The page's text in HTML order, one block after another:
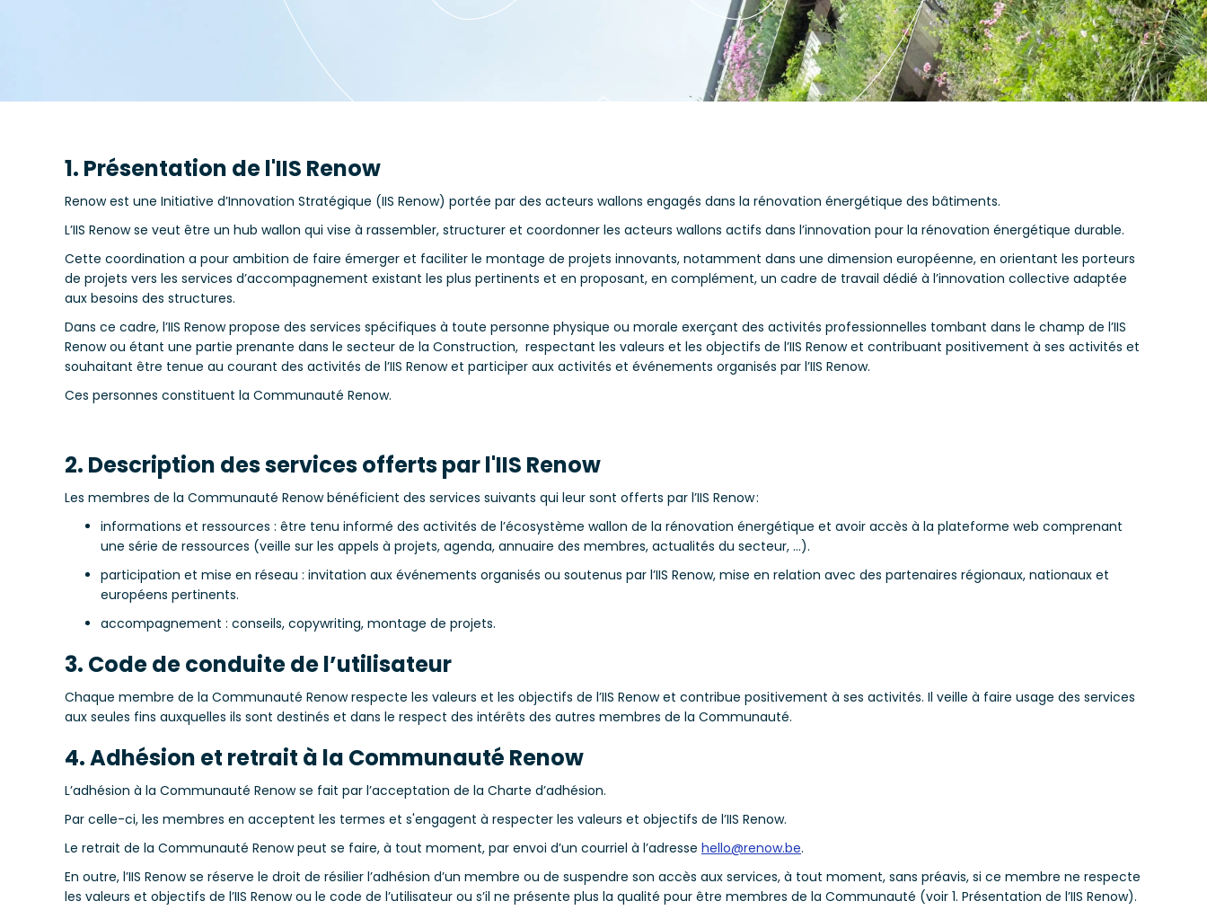
1. Présentation de l'IIS Renow
Renow est une Initiative d’Innovation Stratégique (IIS Renow) portée par des acteurs wallons engagés dans la rénovation énergétique des bâtiments.
L’IIS Renow se veut être un hub wallon qui vise à rassembler, structurer et coordonner les acteurs wallons actifs dans l’innovation pour la rénovation énergétique durable.
Cette coordination a pour ambition de faire émerger et faciliter le montage de projets innovants, notamment dans une dimension européenne, en orientant les porteurs
de projets vers les services d’accompagnement existant les plus pertinents et en proposant, en complément, un cadre de travail dédié à l’innovation collective adaptée
aux besoins des structures.
Dans ce cadre, l’IIS Renow propose des services spécifiques à toute personne physique ou morale exerçant des activités professionnelles tombant dans le champ de l’IIS
Renow ou étant une partie prenante dans le secteur de la Construction, respectant les valeurs et les objectifs de l’IIS Renow et contribuant positivement à ses activités et
souhaitant être tenue au courant des activités de l’IIS Renow et participer aux activités et événements organisés par l’IIS Renow.
Ces personnes constituent la Communauté Renow.
2. Description des services offerts par l'IIS Renow
Les membres de la Communauté Renow bénéficient des services suivants qui leur sont offerts par l’IIS Renow :
informations et ressources : être tenu informé des activités de l’écosystème wallon de la rénovation énergétique et avoir accès à la plateforme web comprenant
une série de ressources (veille sur les appels à projets, agenda, annuaire des membres, actualités du secteur, …).
participation et mise en réseau : invitation aux événements organisés ou soutenus par l’IIS Renow, mise en relation avec des partenaires régionaux, nationaux et
européens pertinents.
accompagnement : conseils, copywriting, montage de projets.
3. Code de conduite de l’utilisateur
Chaque membre de la Communauté Renow respecte les valeurs et les objectifs de l’IIS Renow et contribue positivement à ses activités. Il veille à faire usage des services
aux seules fins auxquelles ils sont destinés et dans le respect des intérêts des autres membres de la Communauté.
4. Adhésion et retrait à la Communauté Renow
L’adhésion à la Communauté Renow se fait par l’acceptation de la Charte d’adhésion.
Par celle-ci, les membres en acceptent les termes et s'engagent à respecter les valeurs et objectifs de l’IIS Renow.
Le retrait de la Communauté Renow peut se faire, à tout moment, par envoi d’un courriel à l’adresse hello@renow.be.
En outre, l’IIS Renow se réserve le droit de résilier l’adhésion d’un membre ou de suspendre son accès aux services, à tout moment, sans préavis, si ce membre ne respecte
les valeurs et objectifs de l’IIS Renow ou le code de l’utilisateur ou s’il ne présente plus la qualité pour être membres de la Communauté (voir 1. Présentation de l’IIS Renow).